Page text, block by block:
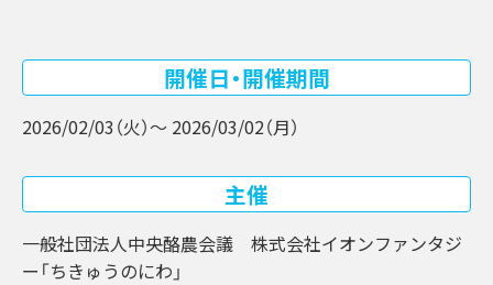
開催日・開催期間
2026/02/03（火）〜 2026/03/02（月）
主催
一般社団法人中央酪農会議 株式会社イオンファンタジ
ー「ちきゅうのにわ」